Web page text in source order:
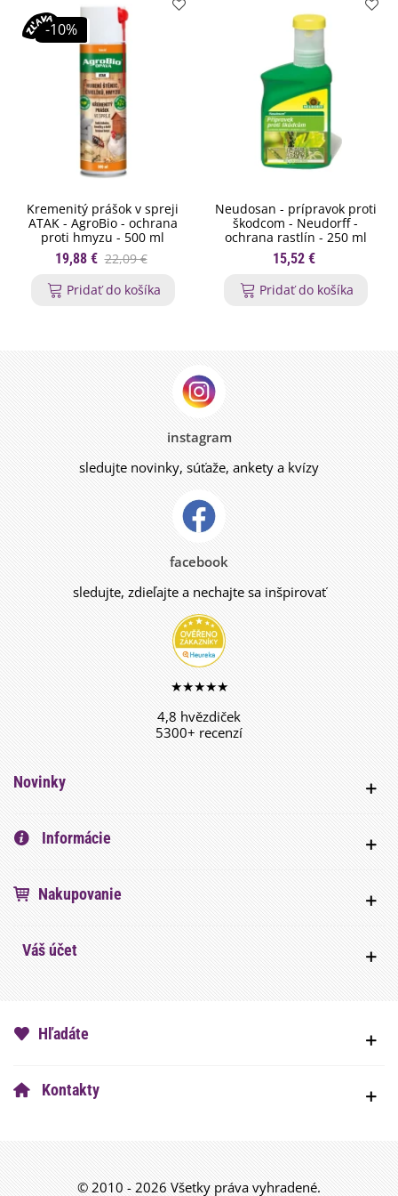
-10%
Kremenitý prášok v spreji
ATAK - AgroBio - ochrana
proti hmyzu - 500 ml
19,88 € 22,09 €
Pridať do košíka
Neudosan - prípravok proti
škodcom - Neudorff -
ochrana rastlín - 250 ml
15,52 €
Pridať do košíka
instagram
sledujte novinky, súťaže, ankety a kvízy
facebook
sledujte, zdieľajte a nechajte sa inšpirovať
★★★★★
4,8 hvězdiček
5300+ recenzí
Novinky
Informácie
Nakupovanie
Váš účet
Hľadáte
Kontakty
© 2010 - 2026 Všetky práva vyhradené.